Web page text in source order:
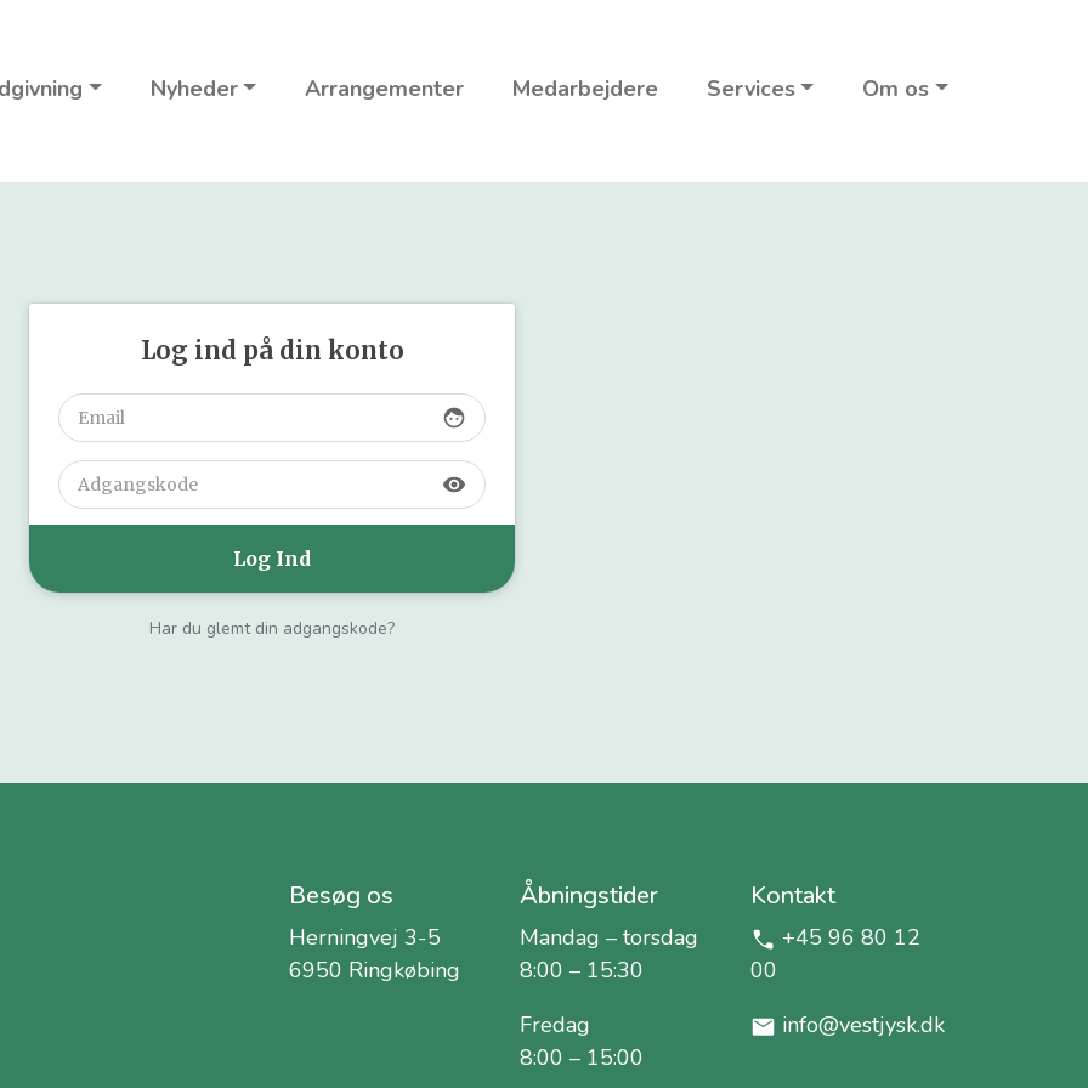
Nyheder Arrangementer Medarbejdere Services Om os
Log ind på din konto
face
visibility
Har du glemt din adgangskode?
Besøg os
Herningvej 3-5
6950 Ringkøbing
Åbningstider
Mandag – torsdag
8:00 – 15:30
Fredag
8:00 – 15:00
Kontakt
+45 96 80 12
00
info@vestjysk.dk